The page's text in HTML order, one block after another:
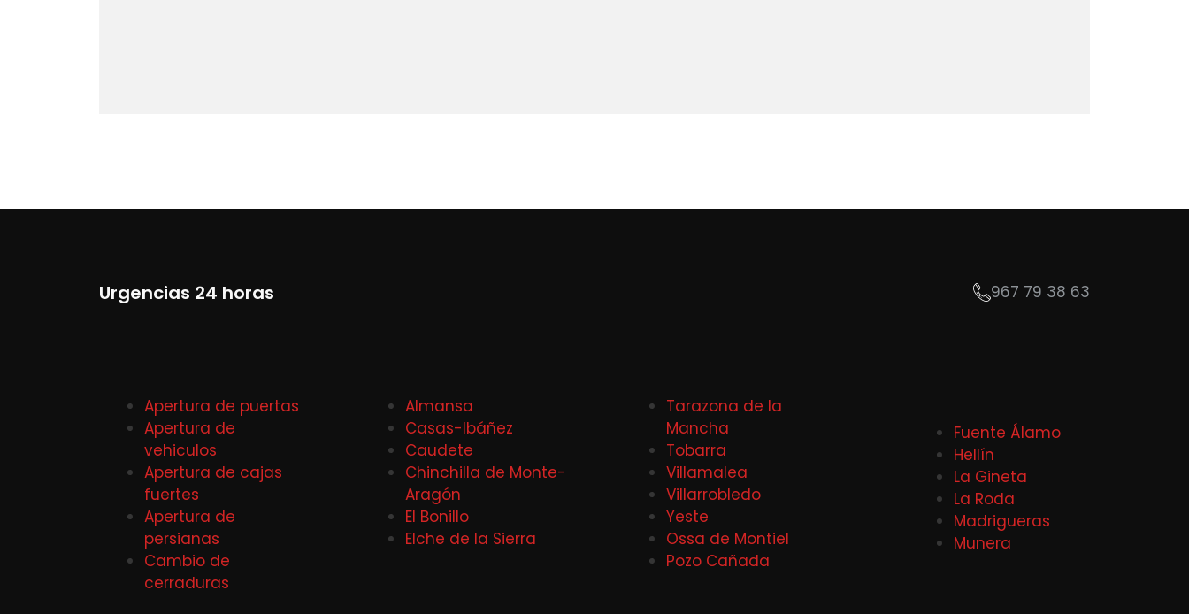
Urgencias 24 horas 967 79 38 63
Apertura de puertas
Apertura de
vehiculos
Apertura de cajas
fuertes
Apertura de
persianas
Cambio de
cerraduras
Almansa
Casas-Ibáñez
Caudete
Chinchilla de Monte-
Aragón
El Bonillo
Elche de la Sierra
Tarazona de la
Mancha
Tobarra
Villamalea
Villarrobledo
Yeste
Ossa de Montiel
Pozo Cañada
Fuente Álamo
Hellín
La Gineta
La Roda
Madrigueras
Munera